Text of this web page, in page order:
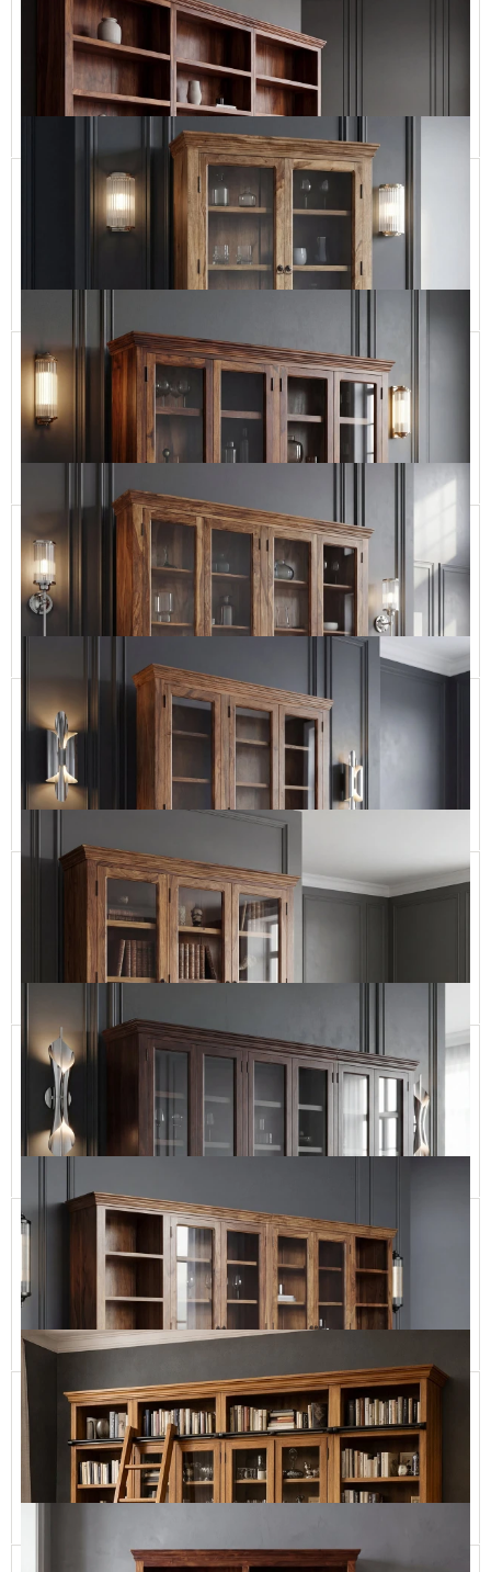
Regał w Stylu Kolonialnym na Zamówienie
CLASSIC71 210
13 990,00 zł
Dodaj do koszyka
Klasyczna Biblioteka Drewniana na Wymiar
CLASSIC71 265-300-320 cm
19 900,00 zł
Dodaj do koszyka
Kredens Drewniany w Klasycznym Stylu do Salonu
CLASSIC72 120x195h
6 490,00 zł
Dodaj do koszyka
Tradycyjna Biblioteka Drewniana na Zamówienie
CLASSIC72 200x195h
11 390,00 zł
Dodaj do koszyka
Klasyczna biblioteka z jasnego naturalnego drewna
CLASSIC72 200x246h
14 990,00 zł
Dodaj do koszyka
Przeszklona biblioteka z litego drewna do salonu
CLASSIC72 155x268,5
11 900,00 zł
Dodaj do koszyka
Biblioteka drewniana do salonu
10 900,00 zł
Dodaj do koszyka
Kolonialna Biblioteka z Przeszklonymi Drzwiami
CLASSIC72 300x246h
22 990,00 zł
Dodaj do koszyka
Klasyczna biblioteka z litego drewna
CLASSIC72 300x235h
21 900,00 zł
Dodaj do koszyka